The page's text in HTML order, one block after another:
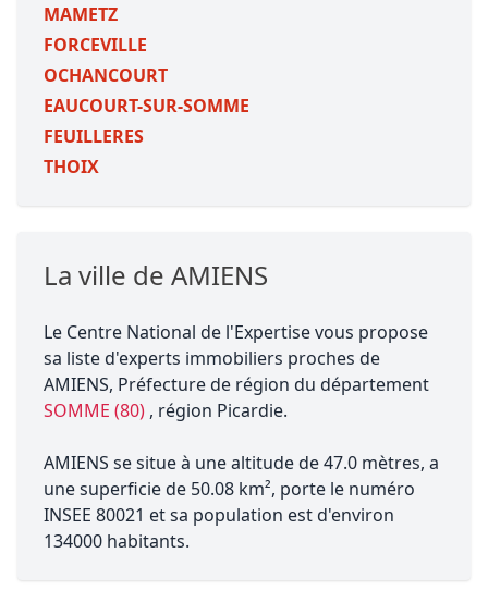
MAMETZ
FORCEVILLE
OCHANCOURT
EAUCOURT-SUR-SOMME
FEUILLERES
THOIX
La ville de AMIENS
Le Centre National de l'Expertise vous propose
sa liste d'experts immobiliers proches de
AMIENS, Préfecture de région du département
SOMME (80) , région Picardie.
AMIENS se situe à une altitude de 47.0 mètres, a
une superficie de 50.08 km², porte le numéro
INSEE 80021 et sa population est d'environ
134000 habitants.